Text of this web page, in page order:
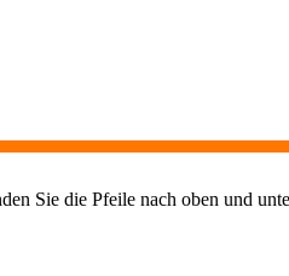
Sie die Pfeile nach oben und